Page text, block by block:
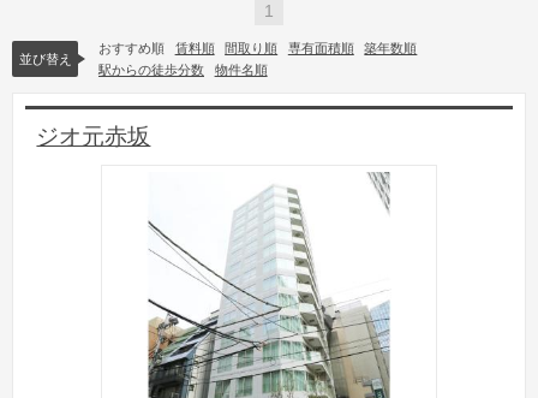
1
並び替え
おすすめ順 賃料順 間取り順 専有面積順
築年数順
駅からの徒歩分数
物件名順
ジオ元赤坂